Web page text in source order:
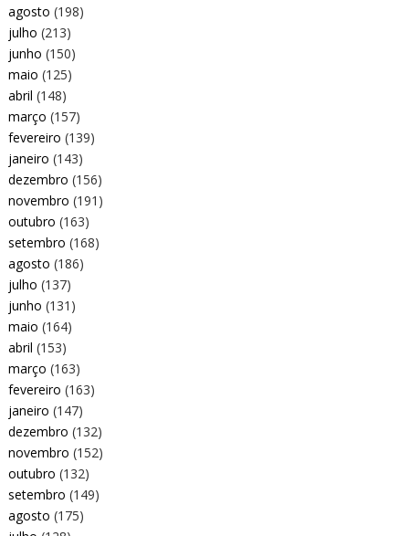
agosto (198)
julho (213)
junho (150)
maio (125)
abril (148)
março (157)
fevereiro (139)
janeiro (143)
dezembro (156)
novembro (191)
outubro (163)
setembro (168)
agosto (186)
julho (137)
junho (131)
maio (164)
abril (153)
março (163)
fevereiro (163)
janeiro (147)
dezembro (132)
novembro (152)
outubro (132)
setembro (149)
agosto (175)